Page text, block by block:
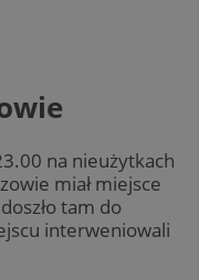
na nieużytkach
miał miejsce
tam do
interweniowali